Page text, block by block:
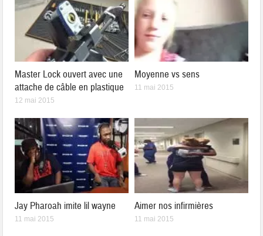
Master Lock ouvert avec une
attache de câble en plastique
12 mai 2015
Moyenne vs sens
11 mai 2015
Jay Pharoah imite lil wayne
11 mai 2015
Aimer nos infirmières
11 mai 2015